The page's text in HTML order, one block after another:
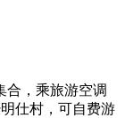
合，乘旅游空调
明仕村，可自费游